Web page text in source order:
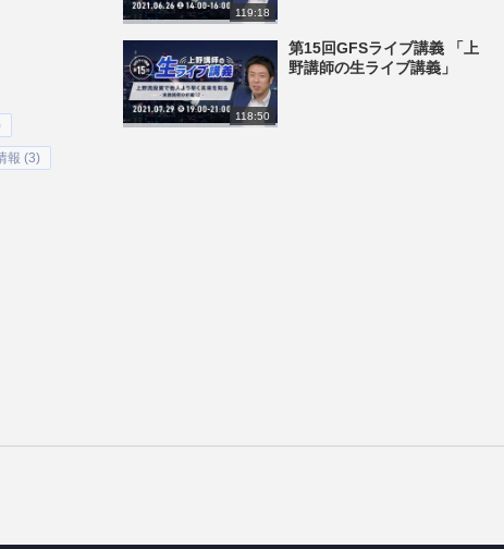
報 (3)
119:18
118:50
第15回GFSライブ講義 「上
野講師の生ライブ講義」